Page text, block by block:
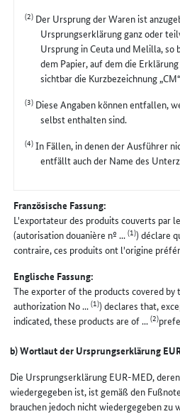
(2) Der Ursprung der Waren ist
Ursprungserklärung ganz oder
Ursprung in Ceuta und Melilla,
dem Papier, auf dem die
sichtbar die Kurzbezeichnung
(3) Diese Angaben können entfallen,
selbst enthalten sind.
(4)In Fällen, in denen der Ausführer
entfällt auch der Name des
Französische Fassung:
L'exportateur des produits couverts par
(autorisation douanière nº ...(1)) déclare
contraire, ces produits ont l'origine
Englische Fassung:
The exporter of the products covered by
authorization No ...(1)) declares that,
indicated, these products are of ...(2)
b) Wortlaut der Ursprungserklärung
Die Ursprungserklärung EUR-MED,
wiedergegeben ist, ist gemäß den
brauchen jedoch nicht wiedergegeben zu